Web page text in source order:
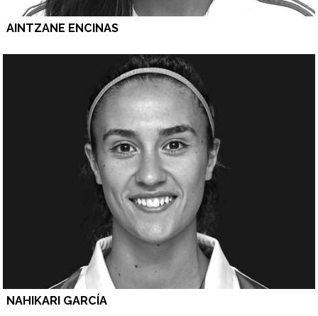
AINTZANE ENCINAS
NAHIKARI GARCÍA